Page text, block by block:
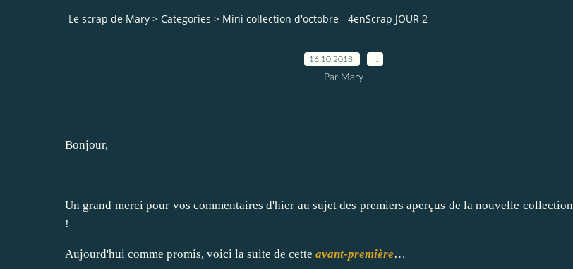
Le scrap de Mary > Categories > Mini collection d'octobre - 4enScrap JOUR 2
16.10.2018
Par Mary
Bonjour,
Un grand merci pour vos commentaires d'hier au sujet des premiers aperçus de la nouvelle collection
!
Aujourd'hui comme promis, voici la suite de cette avant-première…